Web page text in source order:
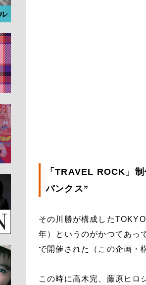
「TRAVEL ROCK」
パンクス”
その川勝が構成した
年）というのがかつてあっ
で開催された（この企画・
この時に高木完、藤原ヒロ